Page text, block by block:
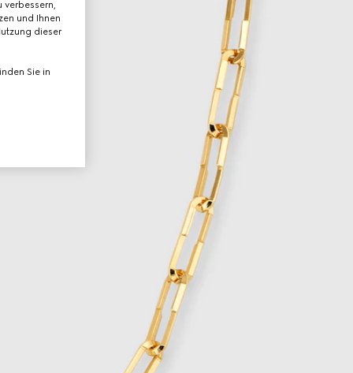
und Ihnen
dieser
Sie in